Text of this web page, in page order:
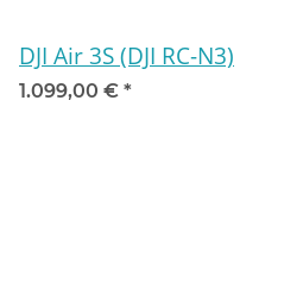
DJI Air 3S (DJI RC-N3)
1.099,00 € *